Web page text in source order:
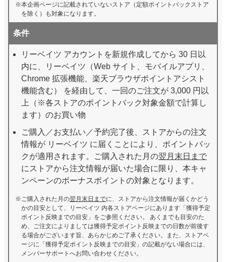
本企画ページに記載されていないストア（定額ポイントバックストア
を除く）も対象になります。
条件
リーベイツ アカウントを新規作成してから 30 日以
内に、リーベイツ（Web サイト、モバイルアプリ、
Chrome 拡張機能、楽天ブラウザポイントアシスト
機能含む） を経由して、一回のご注文が 3,000 円以
上（※各ストアのポイントバック対象金額で計算し
ます）のお買い物
ご購入／お支払い／予約完了後、ストアからの注文
情報が リーベイツ に届くことにより、ポイントバッ
クが適用されます。ご購入された月の翌月末日まで
にストアから注文情報が届いた場合に限り、本キャ
ンペーンのボーナスポイントの対象となります。
ご購入された月の翌月末日までに、ストアから注文情報が届くかどう
かの目安として、リーベイツ 内各ストアページにあります「獲得予定
ポイント反映までの目安」をご参照ください。 あくまでも目安のた
め、ご注文によりましては獲得予定ポイント反映までの日数が前後す
る場合がございます旨、あらかじめご了承ください。また、ストアペ
ージに「獲得予定ポイント反映までの目安」の記載がない場合には、
メンバーサポートへお問い合わせください。